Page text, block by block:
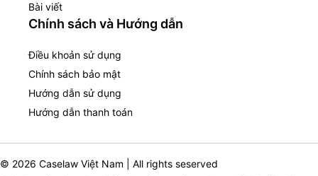
Bài viết
Chính sách và Hướng dẫn
Điều khoản sử dụng
Chính sách bảo mật
Hướng dẫn sử dụng
Hướng dẫn thanh toán
© 2026 Caselaw Việt Nam | All rights seserved